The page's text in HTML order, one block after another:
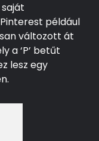
például
változott át
a ‘P’ betűt
lesz egy